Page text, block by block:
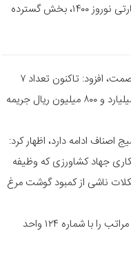
رئیس اداره صنعت، معدن و تجارت با اعلام این خبر افزود: با شروع بازرسی های طرح نظارتی نوروز ۱۴۰۰، بخش گسترده
وی با اشاره به شناسایی ۷ واحد مرغ فروشی متخلف توسط بازرسان اداره صمت، افزود: تاکنون تعداد ۷
واحد متخلف مرغ فروشی با تخلف عرضه خارج از شبکه شناسایی و با اِعمال بیش از یک میلیارد و ۸۰۰ میلیون ریال جریمه
ادامه دارد، اظهار کرد:
جهاد کشاورزی که وظیفه
ناشی از کمبود گوشت مرغ
رئیس اداره صمت از شهروندان خواست با مشاهده هرگونه تخلف از سوی عرضه کنندگان، مراتب را با شماره ۱۲۴ واحد